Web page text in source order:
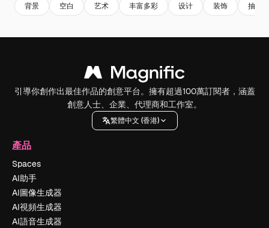
背景 空白 艺术 丰富多彩 设计 装饰 抽象
引導你創作出最佳作品的創意平台。擁有超過100萬訂閱者，涵蓋
創意人士、企業、代理商和工作室。
繁體中文 (香港)
產品
Spaces
AI助手
AI圖像生成器
AI視頻生成器
AI語音生成器